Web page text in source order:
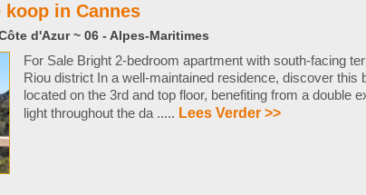
in Cannes
d'Azur ~ 06 - Alpes-Maritimes
For Sale Bright 2-bedroom apartment with south-facing
Riou district In a well-maintained residence, discover this
located on the 3rd and top floor, benefiting from a double
light throughout the da ..... Lees Verder >>